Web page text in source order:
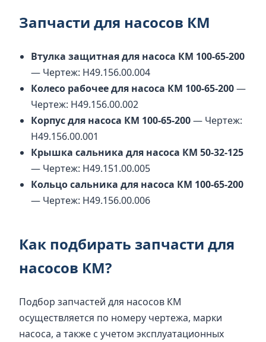
Запчасти для насосов КМ
Втулка защитная для насоса КМ 100-65-200
— Чертеж: Н49.156.00.004
Колесо рабочее для насоса КМ 100-65-200—
Чертеж: Н49.156.00.002
Корпус для насоса КМ 100-65-200— Чертеж:
Н49.156.00.001
Крышка сальника для насоса КМ 50-32-125
— Чертеж: Н49.151.00.005
Кольцо сальника для насоса КМ 100-65-200
— Чертеж: Н49.156.00.006
Как подбирать запчасти для
насосов КМ?
Подбор запчастей для насосов КМ
осуществляется по номеру чертежа, марки
насоса, а также с учетом эксплуатационных